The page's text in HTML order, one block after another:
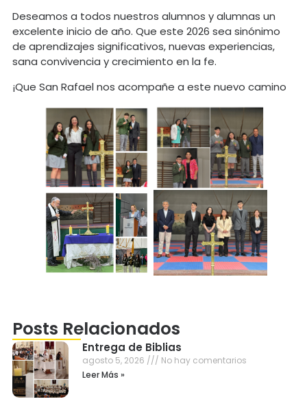
Deseamos a todos nuestros alumnos y alumnas un
excelente inicio de año. Que este 2026 sea sinónimo
de aprendizajes significativos, nuevas experiencias,
sana convivencia y crecimiento en la fe.
¡Que San Rafael nos acompañe a este nuevo camino
Posts Relacionados
Entrega de Biblias
agosto 5, 2026
No hay comentarios
Leer Más »